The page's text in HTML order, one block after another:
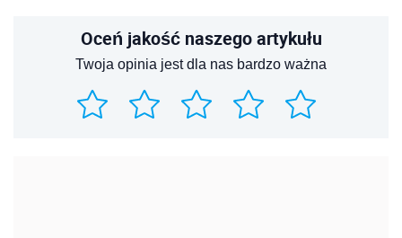
Oceń jakość naszego artykułu
Twoja opinia jest dla nas bardzo ważna